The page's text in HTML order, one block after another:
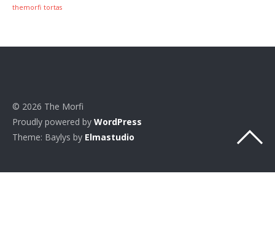
themorfi tortas
© 2026 The Morfi
Proudly powered by WordPress
Theme: Baylys by Elmastudio